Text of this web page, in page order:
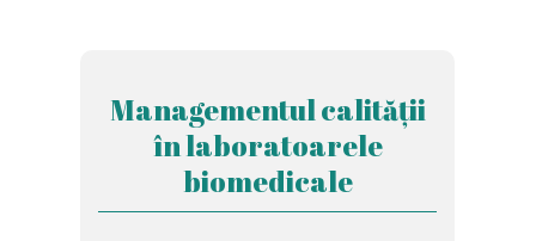
Managementul calității
în laboratoarele
biomedicale